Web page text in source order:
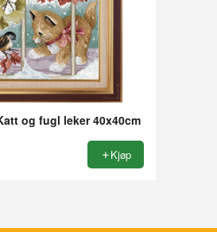
og fugl leker 40x40cm
Kjøp